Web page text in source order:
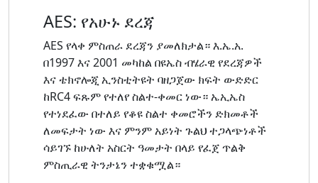
AES: የአሁኑ ደረጃ
AES የላቀ ምስጠራ ደረጃን ያመለክታል። እ.ኤ.አ.
በ1997 እና 2001 መካከል በዩኤስ ብሄራዊ የደረጃዎች
እና ቴክኖሎጂ ኢንስቲትዩት ባዘጋጀው ክፍት ውድድር
ከRC4 ፍጹም የተለየ ስልተ-ቀመር ነው። ኤኢኤስ
የተነደፈው በተለይ የቆዩ ስልተ ቀመሮችን ድክመቶች
ለመፍታት ነው እና ምንም አይነት ጉልህ ተጋላጭነቶች
ሳይገኙ ከሁለት አስርት ዓመታት በላይ የፈጀ ጥልቅ
ምስጢራዊ ትንታኔን ተቋቁሟል።